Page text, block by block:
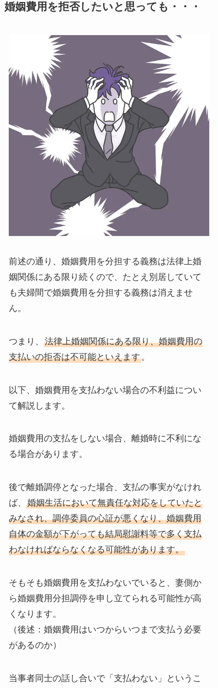
婚姻費用を拒否したいと思っても・・・
前述の通り、婚姻費用を分担する義務は法律上婚
姻関係にある限り続くので、たとえ別居していて
も夫婦間で婚姻費用を分担する義務は消えませ
ん。
つまり、 法律上婚姻関係にある限り、婚姻費用の
支払いの拒否は不可能といえます。
以下、婚姻費用を支払わない場合の不利益につい
て解説します。
婚姻費用の支払をしない場合、離婚時に不利にな
る場合があります。
後で離婚調停となった場合、支払の事実がなけれ
ば、 婚姻生活において無責任な対応をしていたと
みなされ、調停委員の心証が悪くなり、婚姻費用
自体の金額が下がっても結局慰謝料等で多く支払
わなければならなくなる可能性があります。
そもそも婚姻費用を支払わないでいると、妻側か
ら婚姻費用分担調停を申し立てられる可能性が高
くなります。
（後述：婚姻費用はいつからいつまで支払う必要
があるのか）
当事者同士の話し合いで「支払わない」というこ